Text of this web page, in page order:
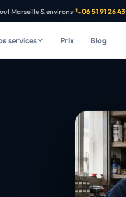
Marseille & environs 06 51 91 26 43
services Prix Blog